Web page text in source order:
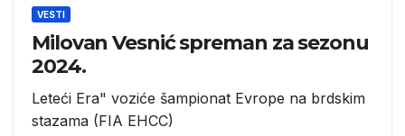
VESTI
Milovan Vesnić spreman za sezonu
2024.
Leteći Era" voziće šampionat Evrope na brdskim
stazama (FIA EHCC)